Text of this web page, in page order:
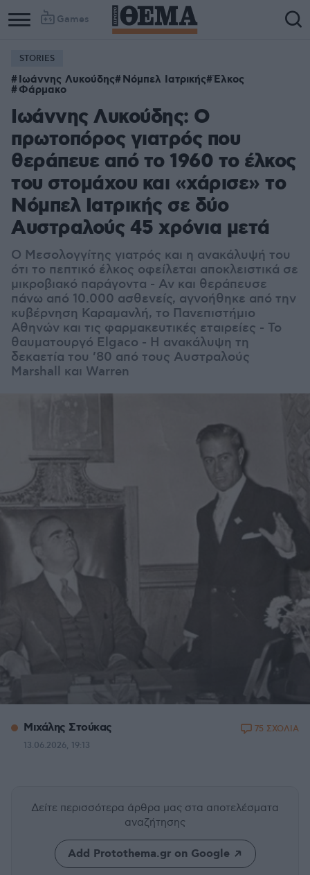
Games
STORIES
Ιωάννης Λυκούδης Νόμπελ Ιατρικής Έλκος
Φάρμακο
Ιωάννης Λυκούδης: Ο
πρωτοπόρος γιατρός που
θεράπευε από το 1960 το έλκος
του στομάχου και «χάρισε» το
Νόμπελ Ιατρικής σε δύο
Αυστραλούς 45 χρόνια μετά
Ο Μεσολογγίτης γιατρός και η ανακάλυψή του
ότι το πεπτικό έλκος οφείλεται αποκλειστικά σε
μικροβιακό παράγοντα - Αν και θεράπευσε
πάνω από 10.000 ασθενείς, αγνοήθηκε από την
κυβέρνηση Καραμανλή, το Πανεπιστήμιο
Αθηνών και τις φαρμακευτικές εταιρείες - Το
θαυματουργό Elgaco - Η ανακάλυψη τη
δεκαετία του ’80 από τους Αυστραλούς
Marshall και Warren
Μιχάλης Στούκας
13.06.2026, 19:13
75 ΣΧΟΛΙΑ
Δείτε περισσότερα άρθρα μας στα αποτελέσματα
αναζήτησης
Add Protothema.gr on Google